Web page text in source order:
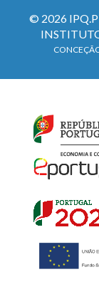
© 2026